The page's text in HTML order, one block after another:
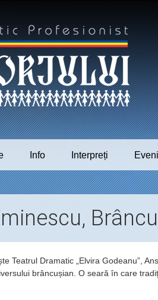
Info Interpreți
Teatrul Dramatic „Elvira Godeanu”,
brâncușian. O seară în care